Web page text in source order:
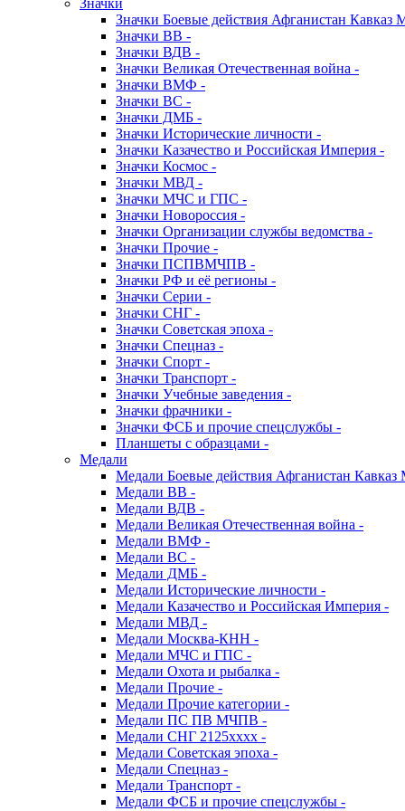
Значки
Значки Боевые действия Афганистан Кавказ
Значки ВВ -
Значки ВДВ -
Значки Великая Отечественная война -
Значки ВМФ -
Значки ВС -
Значки ДМБ -
Значки Исторические личности -
Значки Казачество и Российская Империя -
Значки Космос -
Значки МВД -
Значки МЧС и ГПС -
Значки Новороссия -
Значки Организации службы ведомства -
Значки Прочие -
Значки ПСПВМЧПВ -
Значки РФ и её регионы -
Значки Серии -
Значки СНГ -
Значки Советская эпоха -
Значки Спецназ -
Значки Спорт -
Значки Транспорт -
Значки Учебные заведения -
Значки фрачники -
Значки ФСБ и прочие спецслужбы -
Планшеты с образцами -
Медали
Медали Боевые действия Афганистан
Медали ВВ -
Медали ВДВ -
Медали Великая Отечественная война -
Медали ВМФ -
Медали ВС -
Медали ДМБ -
Медали Исторические личности -
Медали Казачество и Российская Империя -
Медали МВД -
Медали Москва-КНН -
Медали МЧС и ГПС -
Медали Охота и рыбалка -
Медали Прочие -
Медали Прочие категории -
Медали ПС ПВ МЧПВ -
Медали СНГ 2125хххх -
Медали Советская эпоха -
Медали Спецназ -
Медали Транспорт -
Медали ФСБ и прочие спецслужбы -